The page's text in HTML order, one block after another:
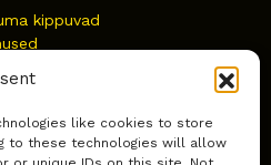
like cookies to store
to these technologies will allow
kippuvad
poliitika